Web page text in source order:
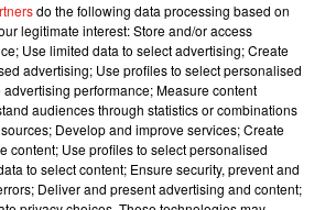
7 août 2026
Julien Lieb s’essaye à la vie de chatelain
dans son nouveau clip
Madonna sort enfin le remix de « Love
do the following data processing based on
legitimate interest: Store and/or access
Use limited data to select advertising; Create
advertising; Use profiles to select personalised
performance; Measure content
audiences through statistics or combinations
Develop and improve services; Create
content; Use profiles to select personalised
to select content; Ensure security, prevent and
Deliver and present advertising and content;